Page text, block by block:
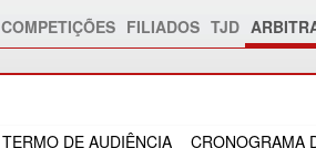
COMPETIÇÕES FILIADOS TJD
TERMO DE AUDIÊNCIA CRONOGRAMA